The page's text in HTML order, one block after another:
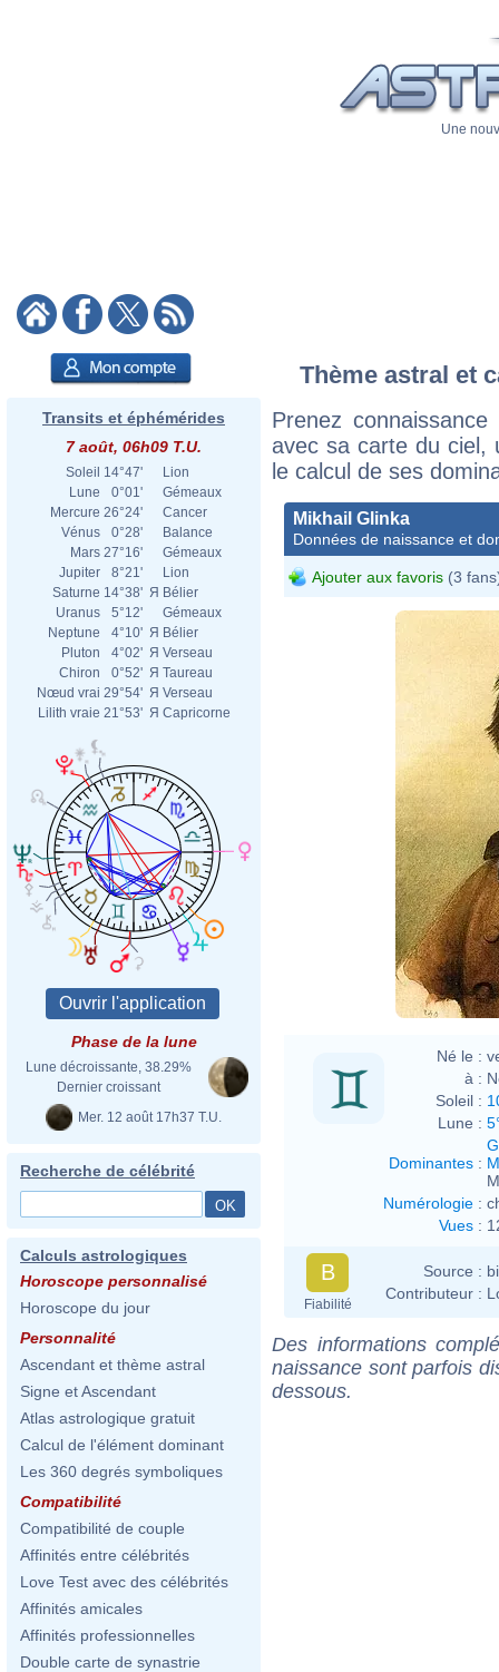
Une
Transits et éphémérides
7 août, 06h09 T.U.
Soleil 14°47'
Lion
Lune
0°01'
Gémeaux
Mercure 26°24'
Cancer
Vénus
0°28'
Balance
Mars 27°16'
Gémeaux
Jupiter
8°21'
Lion
Saturne 14°38' Я Bélier
Uranus
5°12'
Gémeaux
Neptune
4°10' Я Bélier
Pluton
4°02' Я Verseau
Chiron
0°52' Я Taureau
Nœud vrai 29°54' Я Verseau
Lilith vraie 21°53' Я Capricorne
Phase de la lune
Lune décroissante, 38.29%
Dernier croissant
Mer. 12 août 17h37 T.U.
Recherche de célébrité
Calculs astrologiques
Horoscope personnalisé
Horoscope du jour
Personnalité
Ascendant et thème astral
Signe et Ascendant
Atlas astrologique gratuit
Calcul de l'élément dominant
Les 360 degrés symboliques
Compatibilité
Compatibilité de couple
Affinités entre célébrités
Love Test avec des célébrités
Affinités amicales
Affinités professionnelles
Double carte de synastrie
Thème astral et
Prenez
avec sa carte du ciel,
le calcul de ses
Mikhail Glinka
Données de naissance et
Ajouter aux favoris (3
Karl
Né le :
à :
Soleil :
Lune :
Dominantes :
Numérologie :
Vues :
B
Fiabilité
Source :
Contributeur :
Des informations
naissance sont parfois
dessous.